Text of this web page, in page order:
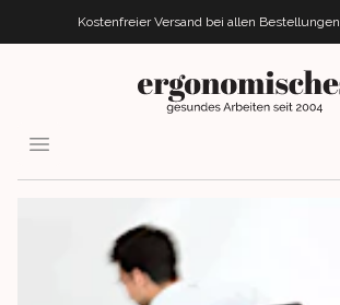
Kostenfreier Versand bei allen Bestellungen
ergonomisches.de
Open menu